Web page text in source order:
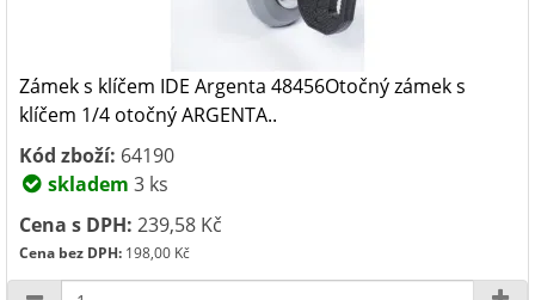
Zámek s klíčem IDE Argenta 48456Otočný zámek s
klíčem 1/4 otočný ARGENTA..
Kód zboží: 64190
skladem 3 ks
Cena s DPH: 239,58 Kč
Cena bez DPH: 198,00 Kč